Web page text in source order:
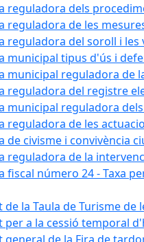
reguladora dels
reguladora de les
reguladora del soroll i les
municipal tipus d'ús i
municipal reguladora de
reguladora del registre
municipal reguladora
reguladora de les
de civisme i convivència
reguladora de la
fiscal número 24 - Taxa
de la Taula de Turisme de
per a la cessió temporal